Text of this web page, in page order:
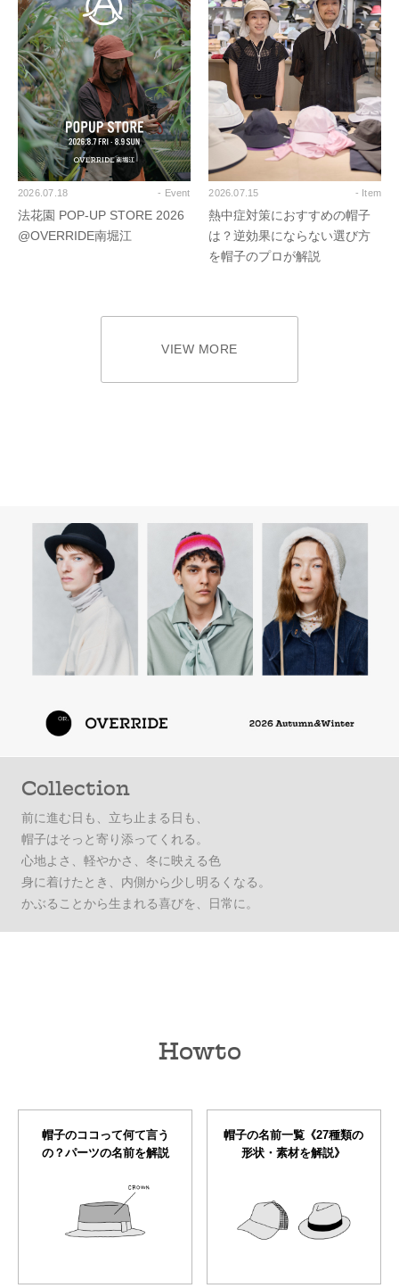
2026.07.18 - Event
法花園 POP-UP STORE 2026
@OVERRIDE南堀江
2026.07.15 - Item
熱中症対策におすすめの帽子
は？逆効果にならない選び方
を帽子のプロが解説
VIEW MORE
Collection
前に進む日も、立ち止まる日も、
帽子はそっと寄り添ってくれる。
心地よさ、軽やかさ、冬に映える色
身に着けたとき、内側から少し明るくなる。
かぶることから生まれる喜びを、日常に。
Howto
帽子のココって何て言う
の？パーツの名前を解説
帽子の名前一覧《27種類の
形状・素材を解説》